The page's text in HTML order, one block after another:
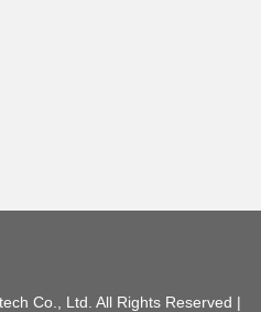
Co., Ltd. All Rights Reserved |